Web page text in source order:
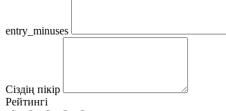
entry_minuses
Сіздің пікір
Рейтингі